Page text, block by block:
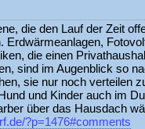
die den Lauf der Zeit
Erdwärmeanlagen,
die einen
sind im Augenblick so
sie nur noch verteilen
und Kinder auch im
über das Hausdach
?p=1476#comments